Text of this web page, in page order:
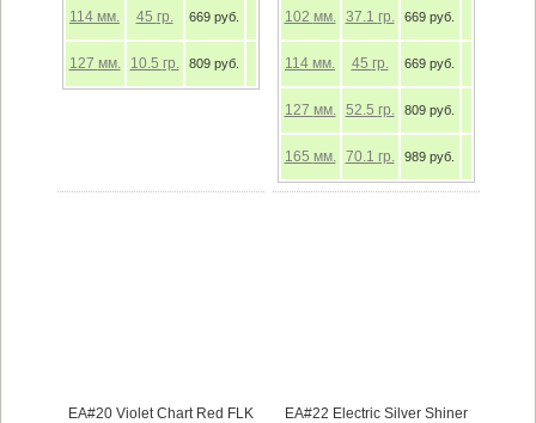
114 мм. 45 гр. 669 руб.
127 мм. 10.5 гр. 809 руб.
102 мм. 37.1 гр. 669 руб.
114 мм. 45 гр. 669 руб.
127 мм. 52.5 гр. 809 руб.
165 мм. 70.1 гр. 989 руб.
EA#20 Violet Chart Red FLK EA#22 Electric Silver Shiner